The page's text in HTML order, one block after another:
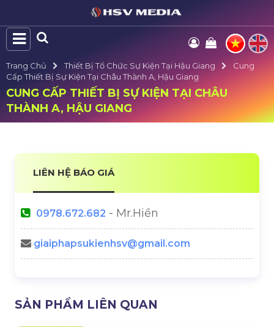
Trang Chủ Thiết Bị Tổ Chức Sự Kiện Tại Hậu Giang
Cung
Cấp Thiết Bị Sự Kiện Tại Châu Thành A, Hậu Giang
CUNG CẤP THIẾT BỊ SỰ KIỆN TẠI CHÂU
THÀNH A, HẬU GIANG
LIÊN HỆ BÁO GIÁ
0978.672.682 - Mr.Hiền
giaiphapsukienhsv@gmail.com
SẢN PHẨM LIÊN QUAN